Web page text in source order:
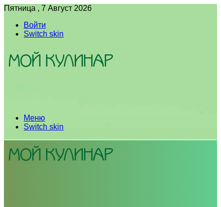
Пятница , 7 Август 2026
Войти
Switch skin
Меню
Switch skin